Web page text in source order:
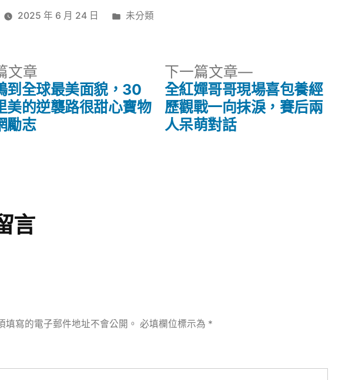
2025 年 6 月 24 日
分
未分類
文章
一
篇
到全球最美面貌，30
美的逆襲路很甜心寶物
勵志
下一篇文章
下
一
篇
全紅嬋哥哥現場喜包養經
歷觀戰一向抹淚，賽后兩
人呆萌對話
言
填寫的電子郵件地址不會公開。 必填欄位標示為 *